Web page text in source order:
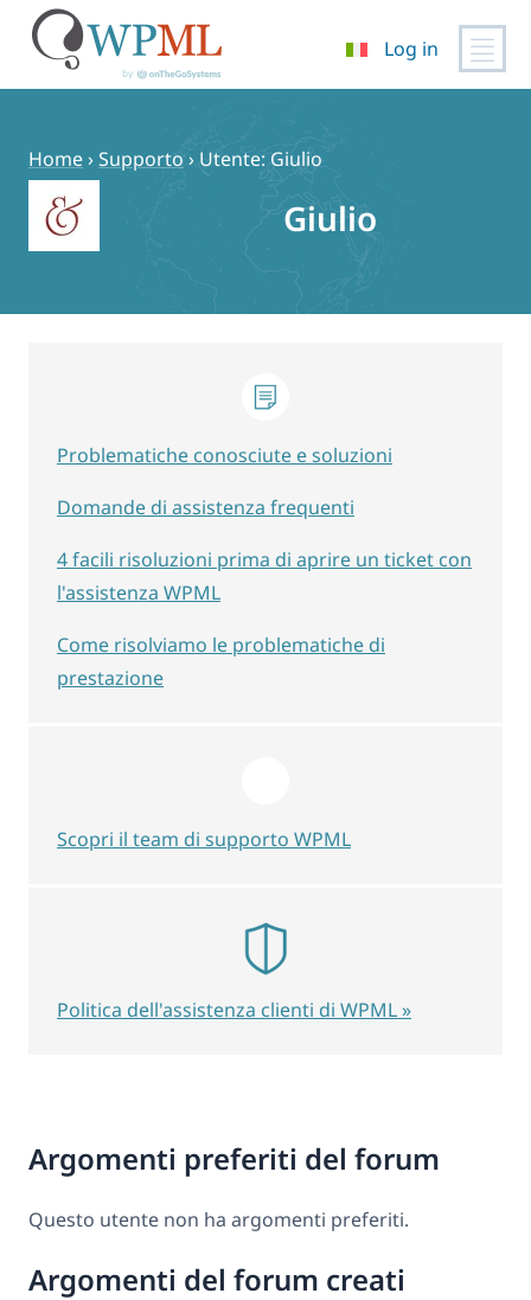
contenuto
Log in
Home›Supporto › Utente: Giulio
Giulio
Argomenti preferiti del forum
Questo utente non ha argomenti preferiti.
Argomenti del forum creati
Problematiche conosciute e soluzioni
Domande di assistenza frequenti
4 facili risoluzioni prima di aprire un ticket con
l'assistenza WPML
Come risolviamo le problematiche di
prestazione
Scopri il team di supporto WPML
Politica dell'assistenza clienti di WPML »